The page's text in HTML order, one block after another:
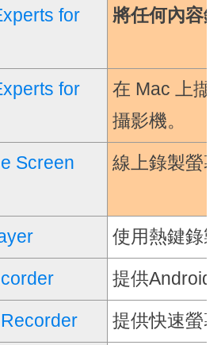
for
將任何內容
for
在 Mac 上擷
攝影機。
Screen
線上錄製螢
使用熱鍵錄
提供Android
提供快速螢